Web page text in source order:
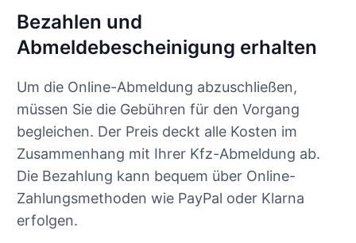
Bezahlen und
Abmeldebescheinigung erhalten
Um die Online-Abmeldung abzuschließen,
müssen Sie die Gebühren für den Vorgang
begleichen. Der Preis deckt alle Kosten im
Zusammenhang mit Ihrer Kfz-Abmeldung ab.
Die Bezahlung kann bequem über Online-
Zahlungsmethoden wie PayPal oder Klarna
erfolgen.